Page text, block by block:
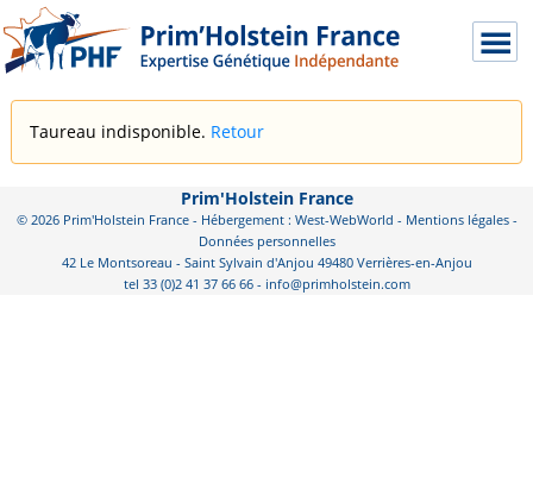
Taureau indisponible. Retour
Prim'Holstein France
© 2026 Prim'Holstein France - Hébergement : West-WebWorld - Mentions légales-
Données personnelles
42 Le Montsoreau - Saint Sylvain d'Anjou 49480 Verrières-en-Anjou
tel 33 (0)2 41 37 66 66 - info@primholstein.com